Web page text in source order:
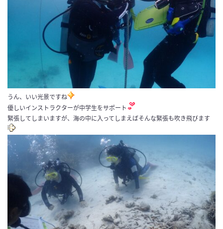
うん、いい光景ですね
優しいインストラクターが中学生をサポート
緊張してしまいますが、海の中に入ってしまえばそんな緊張も吹き飛びます